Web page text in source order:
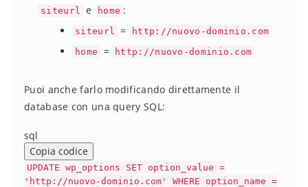
siteurl e home :
siteurl =
http://nuovo-dominio.com
home
= http://nuovo-dominio.com
Puoi anche farlo modificando direttamente il
database con una query SQL:
sql
Copia codice
UPDATE wp_options SET option_value =
'http://nuovo-dominio.com'
WHERE option_name =